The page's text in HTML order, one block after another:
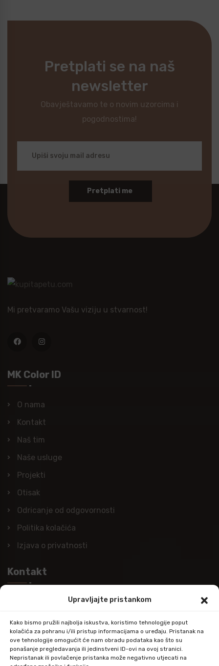
Upravljajte pristankom
Kako bismo pružili najbolja iskustva, koristimo tehnologije poput
kolačića za pohranu i/ili pristup informacijama o uređaju. Pristanak na
ove tehnologije omogućit će nam obradu podataka kao što su
ponašanje pregledavanja ili jedinstveni ID-ovi na ovoj stranici.
Nepristanak ili povlačenje pristanka može negativno utjecati na
Pretplati se na naš
newsletter
Obavještavamo te o novim uzorcima i
pogodnostima!
Pretplati me
Mi pretvaramo Vašu viziju u stvarnost!
MK Color ID
O nama
Kontakt
Naš tim
Naše usluge
Projekti
Otisak
Odricanje od odgovornosti
Politika kolačića
Izjava o privatnosti
Kontakt
Nazovite nas
Pošaljite e-mail
info@kupitapetu.com